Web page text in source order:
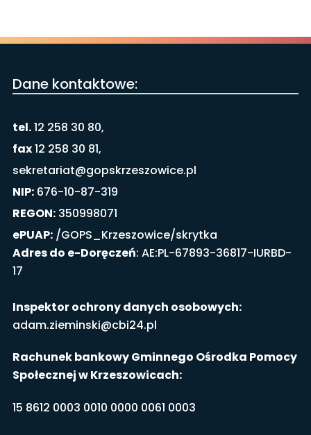
Dane kontaktowe:
tel.12 258 30 80,
fax12 258 30 81,
sekretariat@gopskrzeszowice.pl
NIP:676-10-87-319
REGON:350998071
ePUAP:/GOPS_Krzeszowice/skrytka
Adres do e-Doręczeń: AE:PL-67893-36817-IURBD-
17
Inspektor ochrony danych osobowych:
adam.zieminski@cbi24.pl
Rachunek bankowy Gminnego Ośrodka Pomocy
Społecznej w Krzeszowicach:
15 8612 0003 0010 0000 0061 0003